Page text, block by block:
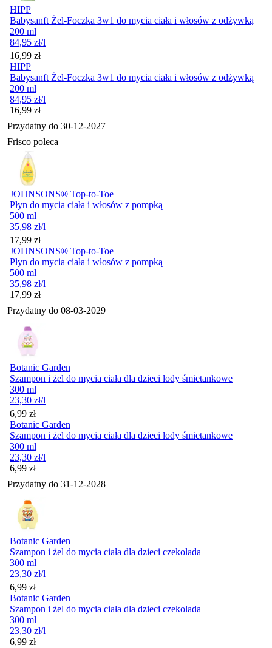
HIPP
Babysanft Żel-Foczka 3w1 do mycia ciała i włosów z odżywką
200 ml
84,95 zł/l
Cena
16,99 zł
HIPP
Babysanft Żel-Foczka 3w1 do mycia ciała i włosów z odżywką
200 ml
84,95 zł/l
Cena
16,99 zł
Przydatny do 30-12-2027
Frisco poleca
JOHNSONS® Top-to-Toe
Płyn do mycia ciała i włosów z pompką
500 ml
35,98 zł/l
Cena
17,99 zł
JOHNSONS® Top-to-Toe
Płyn do mycia ciała i włosów z pompką
500 ml
35,98 zł/l
Cena
17,99 zł
Przydatny do 08-03-2029
Botanic Garden
Szampon i żel do mycia ciała dla dzieci lody śmietankowe
300 ml
23,30 zł/l
Cena
6,99 zł
Botanic Garden
Szampon i żel do mycia ciała dla dzieci lody śmietankowe
300 ml
23,30 zł/l
Cena
6,99 zł
Przydatny do 31-12-2028
Botanic Garden
Szampon i żel do mycia ciała dla dzieci czekolada
300 ml
23,30 zł/l
Cena
6,99 zł
Botanic Garden
Szampon i żel do mycia ciała dla dzieci czekolada
300 ml
23,30 zł/l
Cena
6,99 zł